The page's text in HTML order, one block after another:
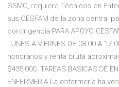
SSMC, requiere Técnicos en
sus CESFAM de la zona central
contingencia PARA APOYO
LUNES A VIERNES DE 08.00 A
honorarios y renta bruta
$435,000. TAREAS BASICAS DE
ENFERMERIA La enfermería ha